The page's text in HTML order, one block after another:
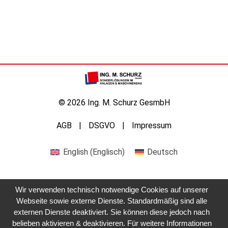
© 2026 Ing. M. Schurz GesmbH
AGB DSGVO Impressum
English(Englisch) Deutsch
Wir verwenden technisch notwendige Cookies auf unserer
Webseite sowie externe Dienste. Standardmäßig sind alle
externen Dienste deaktiviert. Sie können diese jedoch nach
belieben aktivieren & deaktivieren. Für weitere Informationen